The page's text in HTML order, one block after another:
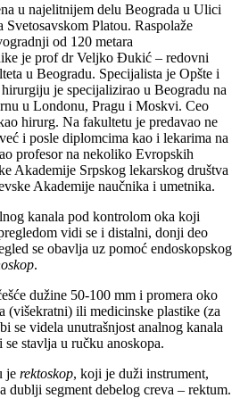
u najelitnijem delu Beograda u Ulici
Svetosavskom Platou. Raspolaže
od 120 metara
je prof dr Veljko Đukić – redovni
u Beogradu. Specijalista je Opšte i
je specijalizirao u Beogradu na
u Londonu, Pragu i Moskvi. Ceo
hirurg. Na fakultetu je predavao ne
i posle diplomcima kao i lekarima na
profesor na nekoliko Evropskih
Akademije Srpskog lekarskog društva
Akademije naučnika i umetnika.
kanala pod kontrolom oka koji
vidi se i distalni, donji deo
se obavlja uz pomoć endoskopskog
.
dužine 50-100 mm i promera oko
(višekratni) ili medicinske plastike (za
se videla unutrašnjost analnog kanala
stavlja u ručku anoskopa.
je rektoskop, koji je duži instrument,
dublji segment debelog creva – rektum.